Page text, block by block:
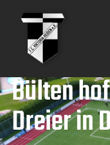
Bülten
Dreier in